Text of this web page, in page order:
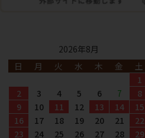
2026年8月
日
月 火 水 木 金
土
1
2
3 4 5 6 7
8
9
10 11 12 13 14
15
16
17 18 19 20 21
22
23
24 25 26 27 28
29